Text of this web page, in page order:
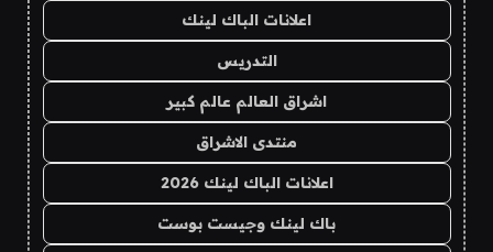
اعلانات الباك لينك
التدريس
اشراق العالم عالم كبير
منتدى الاشراق
اعلانات الباك لينك 2026
باك لينك وجيست بوست